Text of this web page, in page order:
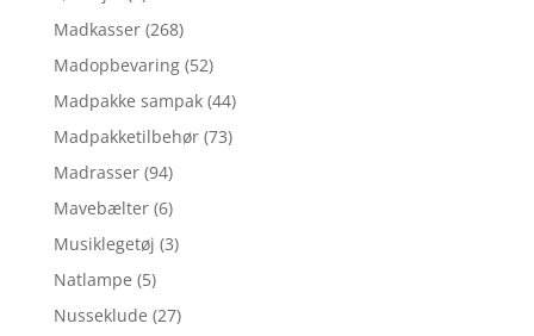
Madkasser (268)
Madopbevaring (52)
Madpakke sampak (44)
Madpakketilbehør (73)
Madrasser (94)
Mavebælter (6)
Musiklegetøj (3)
Natlampe (5)
Nusseklude (27)